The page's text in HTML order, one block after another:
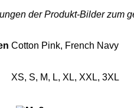
der Produkt-Bilder zum
Cotton Pink, French Navy
XS, S, M, L, XL, XXL, 3XL